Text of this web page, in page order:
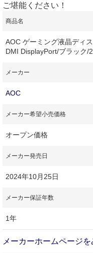
ご堪能ください！
商品名
AOC ゲーミング液晶ディ
DMI DisplayPort/ブラック/
メーカー
AOC
メーカー希望小売価格
オープン価格
メーカー発売日
2024年10月25日
メーカー保証年数
1年
メーカーホームページを